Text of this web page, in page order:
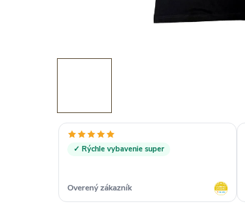
✓ Rýchle vybavenie super
Overený zákazník